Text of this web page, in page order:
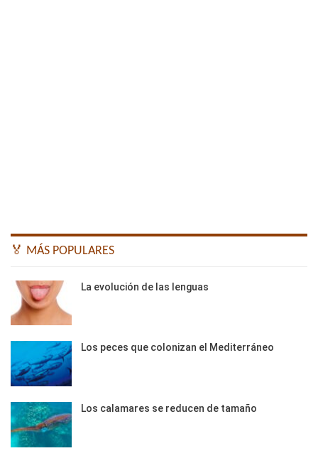
🏅 MÁS POPULARES
La evolución de las lenguas
Los peces que colonizan el Mediterráneo
Los calamares se reducen de tamaño